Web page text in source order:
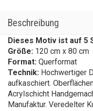
Beschreibung
Dieses Motiv ist auf 5
Größe: 120 cm x 80 cm
Format: Querformat
Technik: Hochwertiger
aufkaschiert.
Acrylschicht
Manufaktur. Veredelter